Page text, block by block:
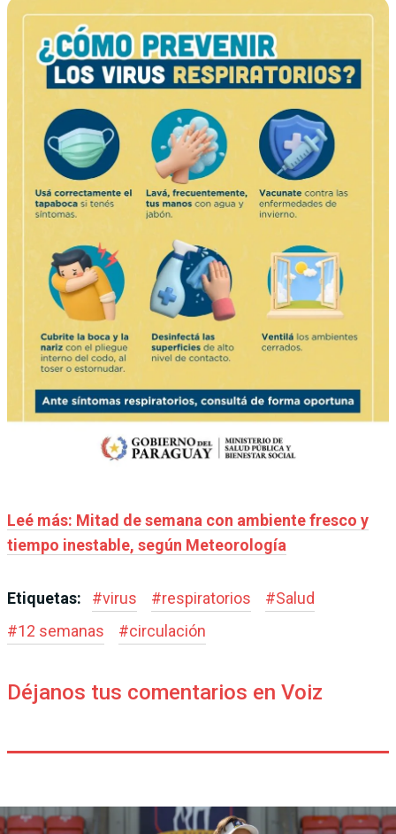
Leé más: Mitad de semana con ambiente fresco y
tiempo inestable, según Meteorología
Etiquetas: #virus #respiratorios #Salud
#12 semanas #circulación
Déjanos tus comentarios en Voiz